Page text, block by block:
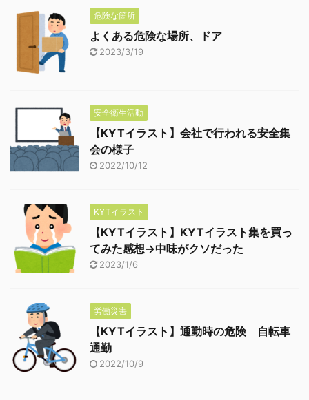
危険な箇所
よくある危険な場所、ドア
2023/3/19
安全衛生活動
【KYTイラスト】会社で行われる安全集
会の様子
2022/10/12
KYTイラスト
【KYTイラスト】KYTイラスト集を買っ
てみた感想→中味がクソだった
2023/1/6
労働災害
【KYTイラスト】通勤時の危険 自転車
通勤
2022/10/9